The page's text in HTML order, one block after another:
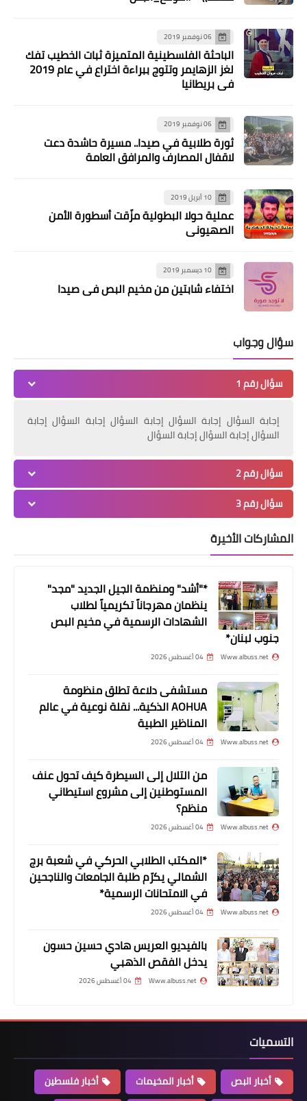
محطات
مجلس علماء فلسطين يقيم اعتصاما في
ضيعة العرب جنوب لبنان دعما للقدس.
محطات
موسى يشارك في توقيع كتاب (أوراق لها
تاريخ)
أخبار المخيمات
*حركة فتح تقيم مسيرة أكاليل في ذكرى
يوم الشهيد الفلسطيني بمخيم نهر
البارد*
06 نوفمبر 2019
الباحثة الفلسطينية المتميزة ثبات الخطيب تفك
لغز الزهايمر وتتوج ببراءة اختراع في عام 2019
في بريطانيا
06 نوفمبر 2019
ثورة طلابية في صيدا.. مسيرة حاشدة دعت
لاقفال المصارف والمرافق العامة
10 أبريل 2019
عملية حولا البطولية مزّقت أسطورة الأمن
الصهيوني
10 ديسمبر 2019
اختفاء شابتين من مخيم البص في صيدا
سؤال وجواب
سؤال رقم 1
إجابة السؤال إجابة السؤال إجابة السؤال إجابة السؤال إجابة
السؤال إجابة السؤال إجابة السؤال
سؤال رقم 2
سؤال رقم 3
المشاركات الأخيرة
*"أشد" ومنظمة الجيل الجديد "مجد"
ينظمان مهرجاناً تكريمياً لطلاب
الشهادات الرسمية في مخيم البص
جنوب لبنان*
Www.albuss.net 04 أغسطس 2026
مستشفى دلاعة تطلق منظومة
AOHUA الذكية... نقلة نوعية في عالم
المناظير الطبية
Www.albuss.net 04 أغسطس 2026
من التلال إلى السيطرة كيف تحول عنف
المستوطنين إلى مشروع استيطاني
منظم؟
Www.albuss.net 04 أغسطس 2026
*المكتب الطلابي الحركي في شعبة برج
الشمالي يكرّم طلبة الجامعات والناجحين
في الامتحانات الرسمية*
Www.albuss.net 04 أغسطس 2026
بالفيديو العريس هادي حسين حسون
يدخل الفقص الذهبي
Www.albuss.net 04 أغسطس 2026
التسميات
أخبار البص أخبار المخيمات
أخبار فلسطين